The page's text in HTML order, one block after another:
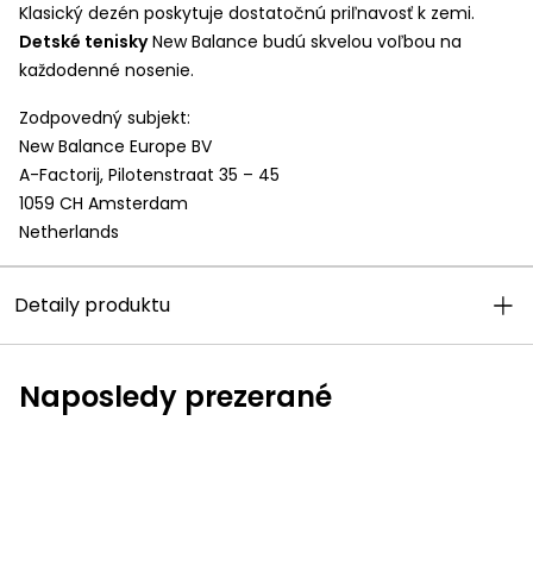
Klasický dezén poskytuje dostatočnú priľnavosť k zemi.
Detské teniskyNew Balance budú skvelou voľbou na
každodenné nosenie.
Zodpovedný subjekt:
New Balance Europe BV
A-Factorij, Pilotenstraat 35 – 45
1059 CH Amsterdam
Netherlands
Detaily produktu
Naposledy prezerané